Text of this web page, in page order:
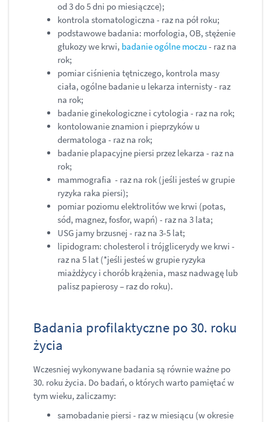
od 3 do 5 dni po miesiączce);
kontrola stomatologiczna - raz na pół roku;
podstawowe badania: morfologia, OB, stężenie
głukozy we krwi, badanie ogólne moczu - raz na
rok;
pomiar ciśnienia tętniczego, kontrola masy
ciała, ogólne badanie u lekarza internisty - raz
na rok;
badanie ginekologiczne i cytologia - raz na rok;
kontolowanie znamion i pieprzyków u
dermatologa - raz na rok;
badanie plapacyjne piersi przez lekarza - raz na
rok;
mammografia - raz na rok (jeśli jesteś w grupie
ryzyka raka piersi);
pomiar poziomu elektrolitów we krwi (potas,
sód, magnez, fosfor, wapń) - raz na 3 lata;
USG jamy brzusnej - raz na 3-5 lat;
lipidogram: cholesterol i trójglicerydy we krwi -
raz na 5 lat (*jeśli jesteś w grupie ryzyka
miażdżycy i chorób krążenia, masz nadwagę lub
palisz papierosy – raz do roku).
Badania profilaktyczne po 30. roku
życia
Wczesniej wykonywane badania są równie ważne po
30. roku życia. Do badań, o których warto pamiętać w
tym wieku, zaliczamy:
samobadanie piersi - raz w miesiącu (w okresie